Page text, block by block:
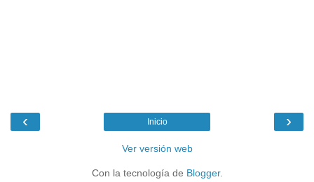
‹ ›
Inicio
Ver versión web
Con la tecnología de Blogger.